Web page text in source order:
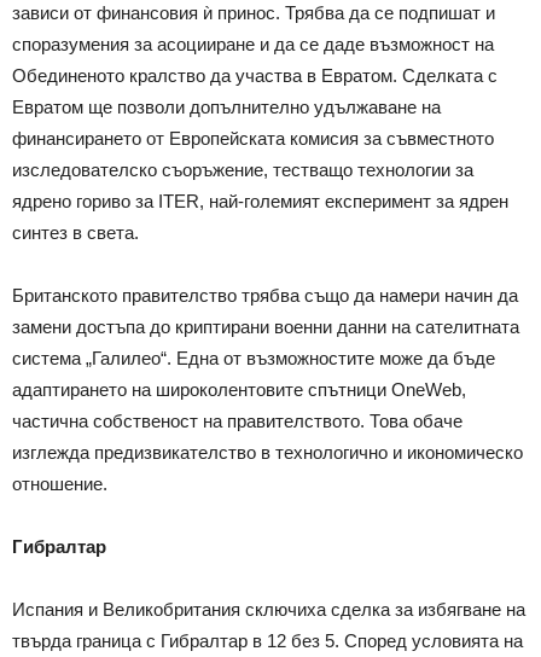
зависи от финансовия ѝ принос. Трябва да се подпишат и
споразумения за асоцииране и да се даде възможност на
Обединеното кралство да участва в Евратом. Сделката с
Евратом ще позволи допълнително удължаване на
финансирането от Европейската комисия за съвместното
изследователско съоръжение, тестващо технологии за
ядрено гориво за ITER, най-големият експеримент за ядрен
синтез в света.
Британското правителство трябва също да намери начин да
замени достъпа до криптирани военни данни на сателитната
система „Галилео“. Една от възможностите може да бъде
адаптирането на широколентовите спътници OneWeb,
частична собственост на правителството. Това обаче
изглежда предизвикателство в технологично и икономическо
отношение.
Гибралтар
Испания и Великобритания сключиха сделка за избягване на
твърда граница с Гибралтар в 12 без 5. Според условията на